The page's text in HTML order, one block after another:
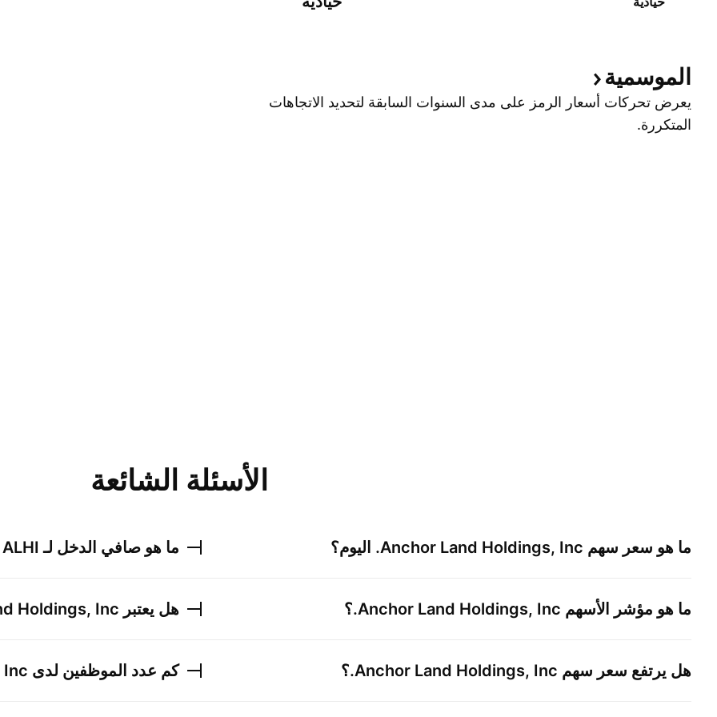
الموسمية
يعرض تحركات أسعار الرمز على مدى السنوات السابقة لتحديد الاتجاهات
المتكررة.
الأسئلة الشائعة
ما هو سعر سهم Anchor Land Holdings, Inc. اليوم؟
ما هو مؤشر الأسهم Anchor Land Holdings, Inc. ؟
هل يرتفع سعر سهم Anchor Land Holdings, Inc. ؟
ما هو صافي الدخل لـ ALHI
هل يعتبر Holdings, Inc.
كم عدد الموظفين لدى